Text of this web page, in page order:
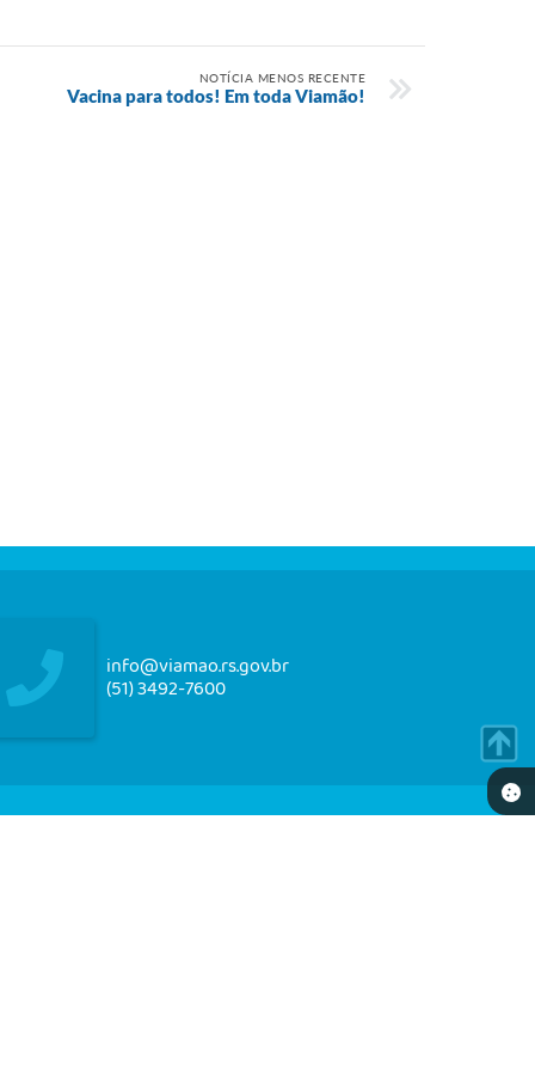
NOTÍCIA MENOS RECENTE
Vacina para todos! Em toda Viamão!
info@viamao.rs.gov.br
(51) 3492-7600